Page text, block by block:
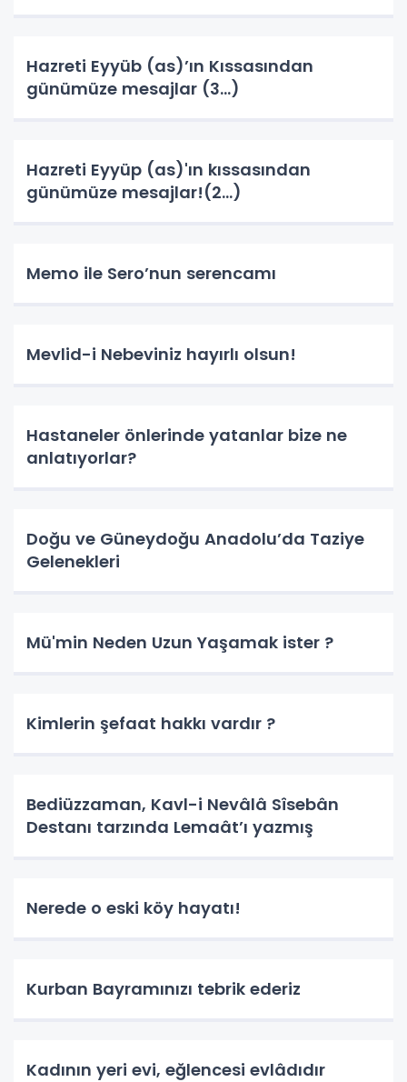
Hazreti Eyyüb (as)’ın Kıssasından
günümüze mesajlar (3…)
Hazreti Eyyüp (as)'ın kıssasından
günümüze mesajlar!(2…)
Memo ile Sero’nun serencamı
Mevlid-i Nebeviniz hayırlı olsun!
Hastaneler önlerinde yatanlar bize ne
anlatıyorlar?
Doğu ve Güneydoğu Anadolu’da Taziye
Gelenekleri
Mü'min Neden Uzun Yaşamak ister ?
Kimlerin şefaat hakkı vardır ?
Bediüzzaman, Kavl-i Nevâlâ Sîsebân
Destanı tarzında Lemaât’ı yazmış
Nerede o eski köy hayatı!
Kurban Bayramınızı tebrik ederiz
Kadının yeri evi, eğlencesi evlâdıdır